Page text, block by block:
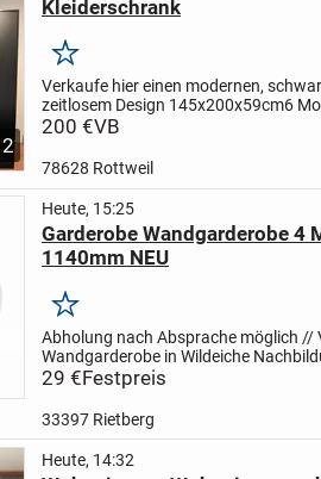
2
Kleiderschrank
Merken
Verkaufe hier einen modernen,
zeitlosem Design 145x200x59cm6
Geräumiges Hauptabteil mit
200 €VB
78628 Rottweil
Heute, 15:25
Garderobe Wandgarderobe 4
1140mm NEU
Merken
Abholung nach Absprache möglich //
Wandgarderobe in Wildeiche
Wandgarderobe: 4 Klapphaken aus
29 €Festpreis
33397 Rietberg
Heute, 14:32